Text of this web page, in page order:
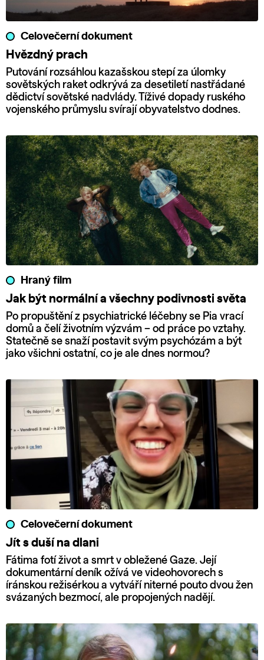
Celovečerní dokument
Hvězdný prach
Putování rozsáhlou kazašskou stepí za úlomky
sovětských raket odkrývá za desetiletí nastřádané
dědictví sovětské nadvlády. Tíživé dopady ruského
vojenského průmyslu svírají obyvatelstvo dodnes.
Hraný film
Jak být normální a všechny podivnosti světa
Po propuštění z psychiatrické léčebny se Pia vrací
domů a čelí životním výzvám – od práce po vztahy.
Statečně se snaží postavit svým psychózám a být
jako všichni ostatní, co je ale dnes normou?
Celovečerní dokument
Jít s duší na dlani
Fátima fotí život a smrt v obležené Gaze. Její
dokumentární deník ožívá ve videohovorech s
íránskou režisérkou a vytváří niterné pouto dvou žen
svázaných bezmocí, ale propojených nadějí.